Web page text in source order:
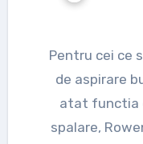
Pentru cei ce sunt in cautarea unui robot
de aspirare
atat functia
spalare,